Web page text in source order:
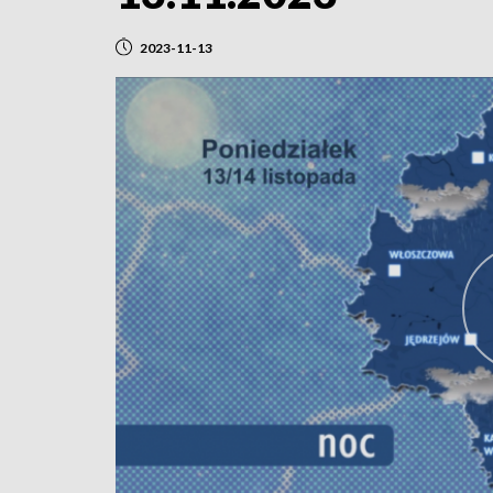
2023-11-13